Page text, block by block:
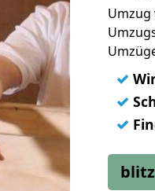
Umzug
✓
✓
✓